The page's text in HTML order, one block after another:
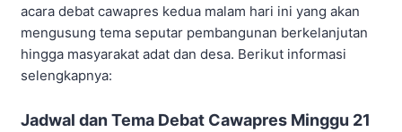
acara debat cawapres kedua malam hari ini yang akan
mengusung tema seputar pembangunan berkelanjutan
hingga masyarakat adat dan desa. Berikut informasi
selengkapnya:
Jadwal dan Tema Debat Cawapres Minggu 21